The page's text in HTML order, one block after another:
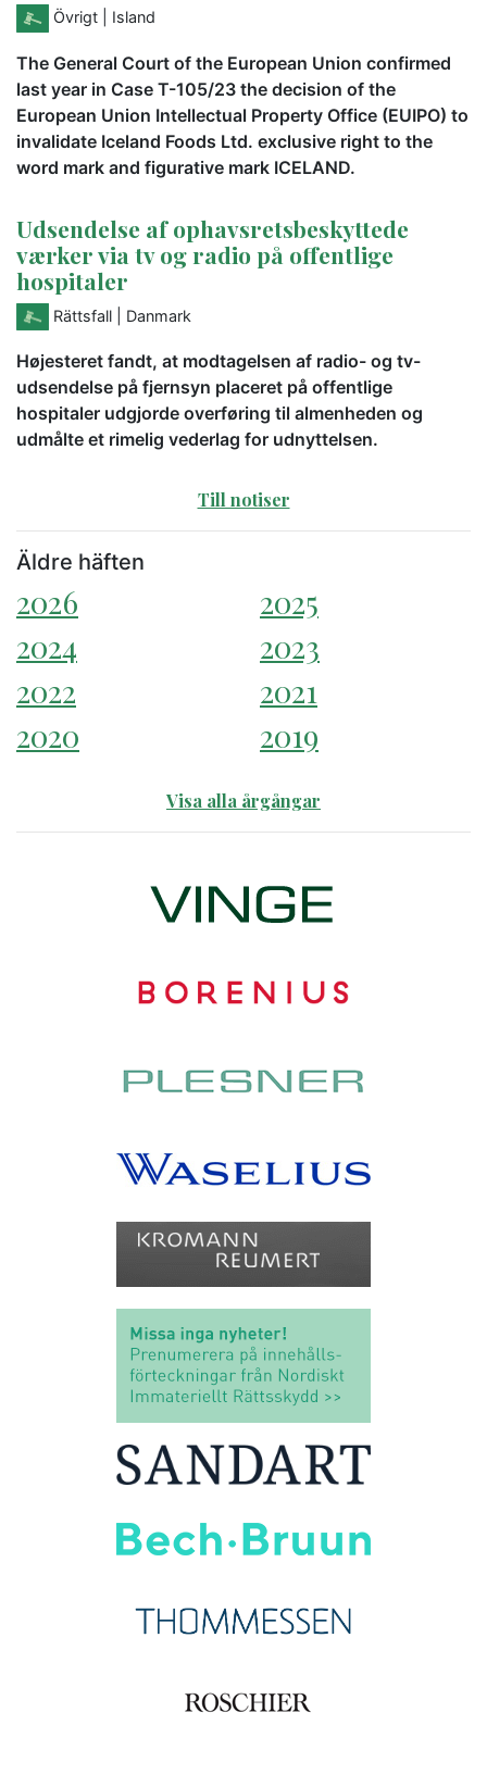
Övrigt | Island
The General Court of the European Union confirmed
last year in Case T-105/23 the decision of the
European Union Intellectual Property Office (EUIPO) to
invalidate Iceland Foods Ltd. exclusive right to the
word mark and figurative mark ICELAND.
Udsendelse af ophavsretsbeskyttede
værker via tv og radio på offentlige
hospitaler
Rättsfall | Danmark
Højesteret fandt, at modtagelsen af radio- og tv-
udsendelse på fjernsyn placeret på offentlige
hospitaler udgjorde overføring til almenheden og
udmålte et rimelig vederlag for udnyttelsen.
Till notiser
Äldre häften
2026
2025
2024
2023
2022
2021
2020
2019
Visa alla årgångar